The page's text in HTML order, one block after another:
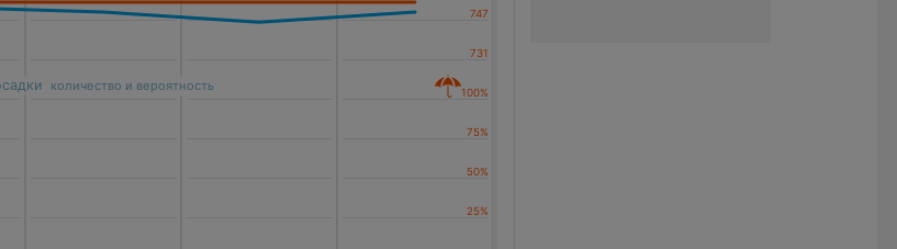
количество и вероятность